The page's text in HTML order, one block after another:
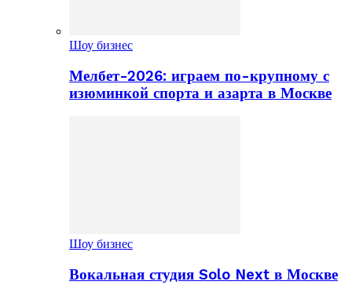
Шоу бизнес
Мелбет-2026: играем по-крупному с
изюминкой спорта и азарта в Москве
Шоу бизнес
Вокальная студия Solo Next в Москве